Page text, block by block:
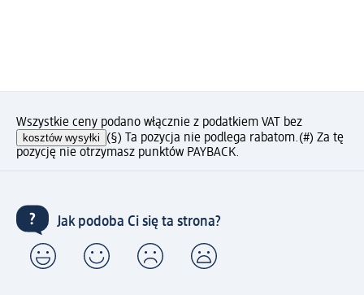
Wszystkie ceny podano włącznie z podatkiem VAT bez
kosztów wysyłki (§) Ta pozycja nie podlega rabatom.(#) Za tę
pozycję nie otrzymasz punktów PAYBACK.
Jak podoba Ci się ta strona?